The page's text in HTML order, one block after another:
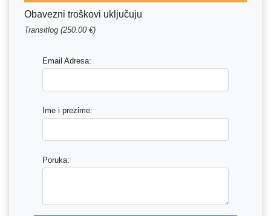
Obavezni troškovi uključuju
Transitlog (250.00 €)
Email Adresa:
Ime i prezime:
Poruka: